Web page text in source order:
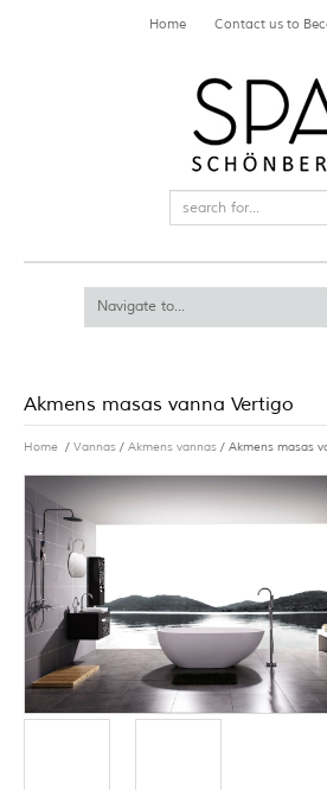
Home Contact us to
Akmens masas vanna Vertigo
Home / Vannas / Akmens vannas / Akmens masas